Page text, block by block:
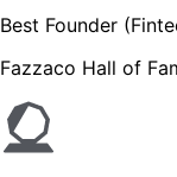
Best Founder
Fazzaco Hall of